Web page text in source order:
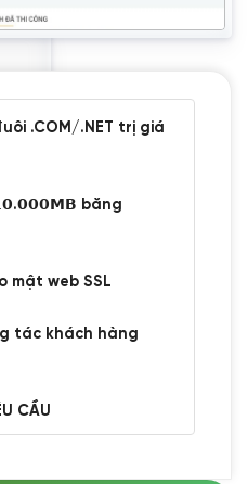
.COM/.NET trị giá
băng
mật web SSL
tác khách hàng
CẦU